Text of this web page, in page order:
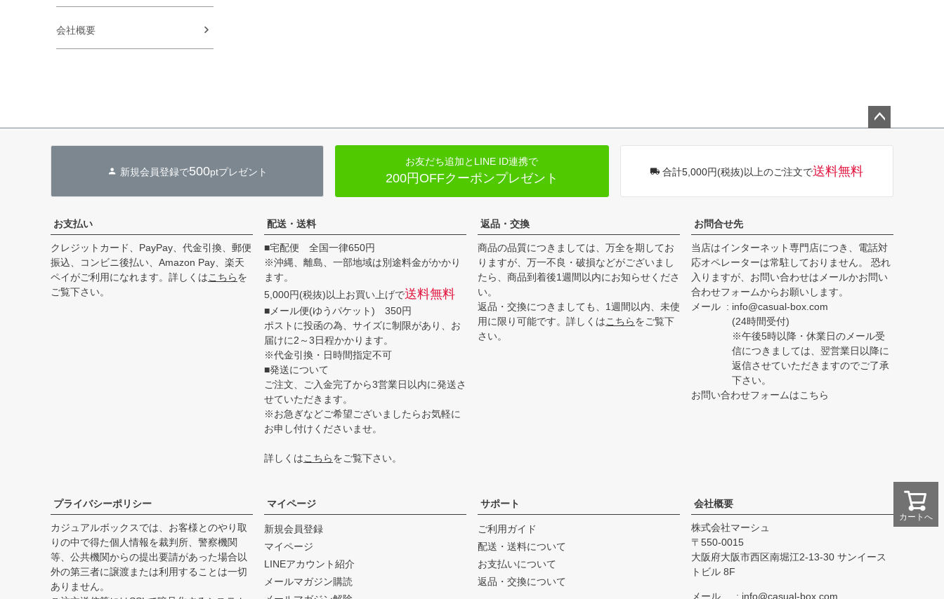
カートへ
会社概要
新規会員登録で500ptプレゼント
お友だち追加とLINE ID連携で
200円OFFクーポンプレゼント 合計5,000円(税抜)以上のご注文で送料無料
お支払い
クレジットカード、PayPay、代金引換、郵便
振込、コンビニ後払い、Amazon Pay、楽天
ペイがご利用になれます。詳しくはこちらを
ご覧下さい。
配送・送料
■宅配便 全国一律650円
※沖縄、離島、一部地域は別途料金がかかり
ます。
5,000円(税抜)以上お買い上げで送料無料
■メール便(ゆうパケット) 350円
ポストに投函の為、サイズに制限があり、お
届けに2～3日程かかります。
※代金引換・日時間指定不可
■発送について
ご注文、ご入金完了から3営業日以内に発送さ
せていただきます。
※お急ぎなどご希望ございましたらお気軽に
お申し付けくださいませ。
詳しくはこちらをご覧下さい。
返品・交換
商品の品質につきましては、万全を期してお
りますが、万一不良・破損などがございまし
たら、商品到着後1週間以内にお知らせくださ
い。
返品・交換につきましても、1週間以内、未使
用に限り可能です。詳しくはこちらをご覧下
さい。
お問合せ先
当店はインターネット専門店につき、電話対
応オペレーターは常駐しておりません。 恐れ
入りますが、お問い合わせはメールかお問い
合わせフォームからお願いします。
メール
info@casual-box.com
(24時間受付)
※午後5時以降・休業日のメール受
信につきましては、翌営業日以降に
返信させていただきますのでご了承
下さい。
お問い合わせフォームはこちら
プライバシーポリシー
カジュアルボックスでは、お客様とのやり取
りの中で得た個人情報を裁判所、警察機関
等、公共機関からの提出要請があった場合以
外の第三者に譲渡または利用することは一切
ありません。
マイページ
新規会員登録
マイページ
LINEアカウント紹介
メールマガジン購読
サポート
ご利用ガイド
配送・送料について
お支払いについて
返品・交換について
会社概要
株式会社マーシュ
550-0015
大阪府大阪市西区南堀江2-13-30 サンイース
トビル 8F
メール info@casual-box.com